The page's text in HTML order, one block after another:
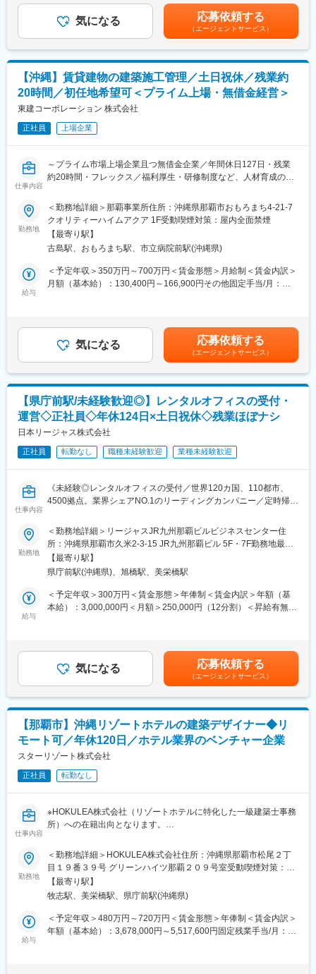
有給休暇、慶弔休暇、バースデー休暇、結婚記念日休暇、リフレ
ッシュ休暇、出産立会い休暇など
・残業20ｈ
■魅力ポイント
＼安定した企業基盤◎／
軽仮設機材のレンタル専属企業では業界でトップクラスで財務体
制が安定
＼若手が活躍中◎／
＼当社の強み／
足場のレンタル・販売事業だけではなく、商品の製造から倉庫管
の高さからも取引先の方々より信頼・リピートをいただいていま
す
変更の範囲：会社の定める業務
において、プロジェクト全般の総合調整、年度計画の整理、事業
全体の進捗管理、工事全体調整、コスト管理、課題等の処理を行
（1）長期的に働き続けられる環境
働きがいを感じながら、能力を100％発揮し成果をあげることが
できるよう、多様な働き方の推進・定着を強化。
（2）在宅勤務可
在宅勤務、サテライトオフィスの他に、移動時間の有効活用を目
的として、モバイルワークを活用しています。
（3）時差出勤制度
オフィスへの出社、テレワークを問わず、時差出勤制度を取り入
れています。社員は、始業時刻を5:00～11:00の間で選択できま
す。
毎週水曜日はノー残業デーです。同業他社にも働きかけを行い、
年に2回の業界一斉ノー残業デーも主導しています。
■企業魅力
であり、68年以上の歴史を有する土木・建築系総合コンサルタン
ト業界のリーディングカンパニー。
発展に伴い多くのプロジェクトに携わってきました。
変更の範囲：会社の定める業務
金額であり、選考を通じて上下する可能性があります。月給(月額)
は固定手当を含めた表記です。
気になる 応募依頼する
（エージェントサービス）
【沖縄】賃貸建物の建築施工管理／土日祝休／残業約
20時間／初任地希望可＜プライム上場・無借金経営＞
東建コーポレーション 株式会社
正社員 上場企業
仕事内容
～プライム市場上場企業且つ無借金企業／年間休日127日・残業
約20時間・フレックス／福利厚生・研修制度など、人材育成のた
■業務の流れ：
＜契約前＞
・営業活動の支援業務として「現地調査」及び「配置図の作成」
・契約に必要な「契約図面の作成」を設計職へ依頼
＜契約後＞
・着工準備会議及び三者挨拶
＜着工後＞
・建築工事による事故やトラブルが無いよう留意し、安全管理と
・オーナー様に建物を引渡し
■建築商品：
・高耐震鉄骨造、木造高耐震2×4工法、木造2×4工法、鉄筋コンク
リート（RC）造など
・具体的には、新工法の「ハードフレーム工法」と「高耐力基
礎」を採用し、自社工場生産により高強度・高品質を実現した賃
貸住宅や、耐震性・耐風性に優れた木造2×4工法賃貸住宅などが
あります。
・業界でも比較的残業は少なく、月間で20時間程度となります。
社風として早期退社を進めていることから、生産性の高い仕事が
出来ています。
・土日祝日休みの年間休日127日です。着工時、完工時は忙しく
がとれる環境です。
その他「東建ホール・丸の内」や「社員一番食堂」といった福利
厚生施設もございます。ご入社された際には、ぜひご利用下さ
い。
■当社の特徴：
プライム市場上場企業且つ無借金企業です。東建グループは本体
の「東健コーポレーション」を母体に、土地活用・建設を中心と
した事業展開を図っており、総合建材メーカー「ナスラック」、
中国現地法人「上海東販国際貿易有限公司」、ゴルフ場・リゾー
報提供、建材の開発・製造・輸入など現在では総合建築グループ
へと成長しています。
勤務地
＜勤務地詳細＞那覇事業所住所：沖縄県那覇市おもろまち4-21-7
クオリティーハイムアクア 1F受動喫煙対策：屋内全面禁煙
【最寄り駅】
古島駅、おもろまち駅、市立病院前駅(沖縄県)
給与
＜予定年収＞350万円～700万円＜賃金形態＞月給制＜賃金内訳＞
月額（基本給）：130,400円～166,900円その他固定手当/月：
いたします賃金はあくまでも目安の金額であり、選考を通じて上
下する可能性があります。月給(月額)は固定手当を含めた表記で
す。
気になる 応募依頼する
（エージェントサービス）
【県庁前駅/未経験歓迎◎】レンタルオフィスの受付・
運営◇正社員◇年休124日×土日祝休◇残業ほぼナシ
日本リージャス株式会社
正社員 転勤なし 職種未経験歓迎 業種未経験歓迎
仕事内容
《未経験◎レンタルオフィスの受付／世界120カ国、110都市、
4500拠点。業界シェアNO.1のリーディングカンパニー／定時帰宅
回》
レンタルオフィス業界で世界シェアNO.1のリーディングカンパニ
ーである同社。日本法人である当社は全国に拠点拡大を行ってお
り、レンタルオフィスの受付スタッフとしての募集になります。
■業務詳細：
・事務／庶務（請求書管理や支払い対応・事務用品の手配等等）
・事務／社内外へのメール対応／他
あれば経験がない方も活躍できます。
・各拠点（ビジネスセンター）の運営と顧客満足度向上を担う大
切な仕事です。事務能力や接客力はもちろんマネジメント力や営
業力も身に付き、確かな経験とスキルを磨ける仕事です。
・インセンティブも支給！
ビジネスセンターを訪れてくださった新規のお客様の一次対応も
あります。自らの接客で契約となった場合などはインセンティブ
が支給されます。
残業月平均2時間のため、毎日ほぼ定時退社が可能です。
入社後1～3週間は研修を受けていただき、4週目からは現場でOJT
をうけながら業務に取り組んで頂きます。
世界4,500拠点に120か国でお客様に愛されているIWGのブランド
展開を行っています。
勤務地
＜勤務地詳細＞リージャスJR九州那覇ビルビジネスセンター住
所：沖縄県那覇市久米2-3-15 JR九州那覇ビル 5F・7F勤務地最寄
駅：県庁前駅受動喫煙対策：屋内全面禁煙変更の範囲：会社の定
める事業所
【最寄り駅】
県庁前駅(沖縄県)、旭橋駅、美栄橋駅
給与
＜予定年収＞300万円＜賃金形態＞年俸制＜賃金内訳＞年額（基
本給）：3,000,000円＜月額＞250,000円（12分割）＜昇給有無＞
も目安の金額であり、選考を通じて上下する可能性があります。
月給(月額)は固定手当を含めた表記です。
気になる 応募依頼する
（エージェントサービス）
【那覇市】沖縄リゾートホテルの建築デザイナー◆リ
モート可／年休120日／ホテル業界のベンチャー企業
スターリゾート株式会社
正社員 転勤なし
仕事内容
※HOKULEA株式会社（リゾートホテルに特化した一級建築士事務
所）への在籍出向となります。
■業務内容：
ホテル運営も自社で行っています。設計して終わりではなく、運
営後のゲスト体験・現場スタッフまでをイメージして自社ブラン
ドのホテルを設計します。
■業務詳細：
・リゾートホテルの企画、設計、デザイン
勤務地
＜勤務地詳細＞HOKULEA株式会社住所：沖縄県那覇市松尾２丁
目１９番３９号 グリーンハイツ那覇２０９号室受動喫煙対策：屋
内全面禁煙
【最寄り駅】
牧志駅、美栄橋駅、県庁前駅(沖縄県)
給与
＜予定年収＞480万円～720万円＜賃金形態＞年俸制＜賃金内訳＞
年額（基本給）：3,678,000円～5,517,600円固定残業手当/月：